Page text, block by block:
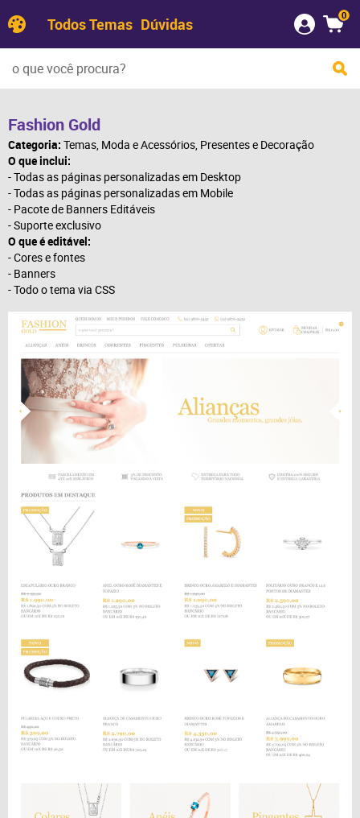
Todos Temas Dúvidas 0
Fashion Gold
Categoria: Temas, Moda e Acessórios, Presentes e Decoração
O que inclui:
- Todas as páginas personalizadas em Desktop
- Todas as páginas personalizadas em Mobile
- Pacote de Banners Editáveis
- Suporte exclusivo
O que é editável:
- Cores e fontes
- Banners
- Todo o tema via CSS